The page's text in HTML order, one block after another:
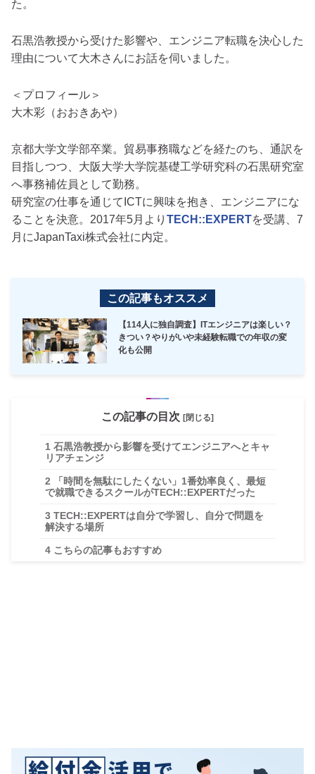
た。
石黒浩教授から受けた影響や、エンジニア転職を決心した
理由について大木さんにお話を伺いました。
＜プロフィール＞
大木彩（おおきあや）
京都大学文学部卒業。貿易事務職などを経たのち、通訳を
目指しつつ、大阪大学大学院基礎工学研究科の石黒研究室
へ事務補佐員として勤務。
研究室の仕事を通じてICTに興味を抱き、エンジニアにな
ることを決意。2017年5月より TECH::EXPERTを受講、7
月にJapanTaxi株式会社に内定。
この記事もオススメ
【114人に独自調査】ITエンジニアは楽しい？
きつい？やりがいや未経験転職での年収の変
化も公開
この記事の目次 [閉じる]
1 石黒浩教授から影響を受けてエンジニアへとキャ
リアチェンジ
2 「時間を無駄にしたくない」1番効率良く、最短
で就職できるスクールがTECH::EXPERTだった
3 TECH::EXPERTは自分で学習し、自分で問題を
解決する場所
4 こちらの記事もおすすめ